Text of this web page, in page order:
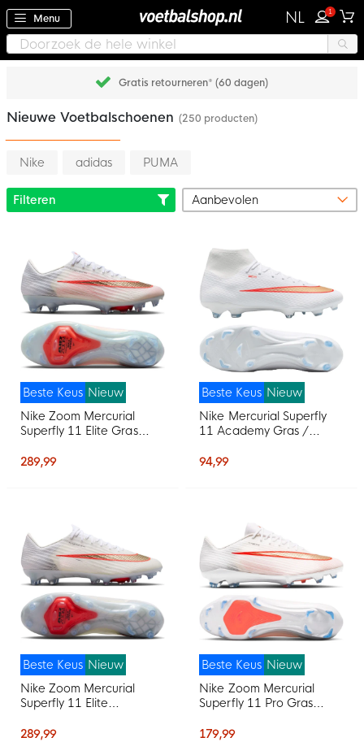
Menu NL 1
Gratis retourneren* (60 dagen)
Nieuwe Voetbalschoenen (250 producten)
Nike adidas PUMA
Filteren
Beste Keus Nieuw
Nike Zoom Mercurial
Superfly 11 Elite Gras
Wit Felrood Goud
289,99
Beste Keus Nieuw
Nike Mercurial Superfly
11 Academy Gras /
Voetbalschoenen (MG)
94,99
Beste Keus Nieuw
Nike Zoom Mercurial
Superfly 11 Elite
Voetbalschoenen (AG)
289,99
Beste Keus Nieuw
Nike Zoom Mercurial
Superfly 11 Pro Gras
Wit Felrood Goud
179,99